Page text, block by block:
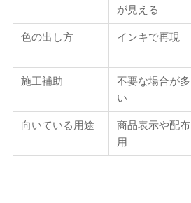
が見える
色の出し方 インキで再現
施工補助
不要な場合が多
い
向いている用途
商品表示や配布
用